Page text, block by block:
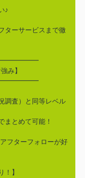
♪
ターサービスまで徹
み】
調査）と同等レベル
まとめて可能！
フターフォローが好
！】